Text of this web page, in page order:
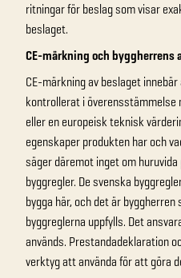
ritningar för beslag som visar
beslaget.
CE-märkning och byggherrens
CE-märkning av beslaget
kontrollerat i överensstämmelse
eller en europeisk teknisk
egenskaper produkten har och
säger däremot inget om
byggregler. De svenska
bygga här, och det är
byggreglerna uppfylls. Det
används. Prestandadeklaration
verktyg att använda för att göra